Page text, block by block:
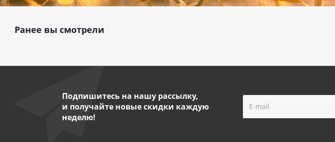
Ранее вы смотрели
Подпишитесь на нашу рассылку,
и получайте новые скидки каждую
неделю!